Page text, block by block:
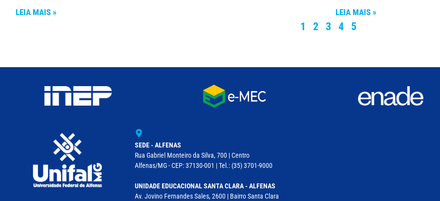
LEIA MAIS » LEIA MAIS »
1 2 3 4 5
SEDE - ALFENAS
Rua Gabriel Monteiro da Silva, 700 | Centro
Alfenas/MG - CEP: 37130-001 | Tel.: (35) 3701-9000
UNIDADE EDUCACIONAL SANTA CLARA - ALFENAS
Av. Jovino Fernandes Sales, 2600 | Bairro Santa Clara